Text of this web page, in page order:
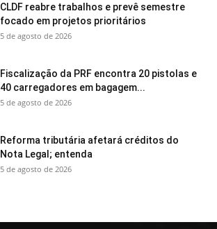
CLDF reabre trabalhos e prevê semestre
focado em projetos prioritários
5 de agosto de 2026
Fiscalização da PRF encontra 20 pistolas e
40 carregadores em bagagem...
5 de agosto de 2026
Reforma tributária afetará créditos do
Nota Legal; entenda
5 de agosto de 2026